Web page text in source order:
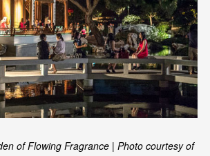
of Flowing Fragrance | Photo courtesy of